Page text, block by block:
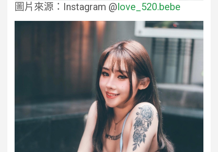
圖片來源：Instagram @love_520.bebe